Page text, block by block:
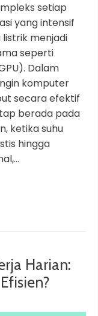
setiap
yang intensif
menjadi
seperti
Dalam
komputer
secara efektif
berada pada
ketika suhu
hingga
Harian: